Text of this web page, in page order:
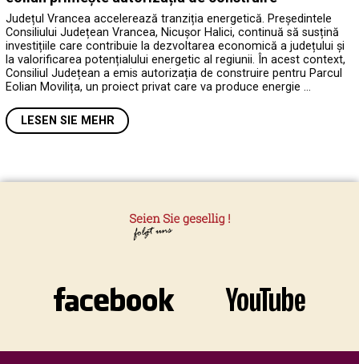
Județul Vrancea accelerează tranziția energetică. Președintele
Consiliului Județean Vrancea, Nicușor Halici, continuă să susțină
investițiile care contribuie la dezvoltarea economică a județului și
la valorificarea potențialului energetic al regiunii. În acest context,
Consiliul Județean a emis autorizația de construire pentru Parcul
Eolian Movilița, un proiect privat care va produce energie …
LESEN SIE MEHR